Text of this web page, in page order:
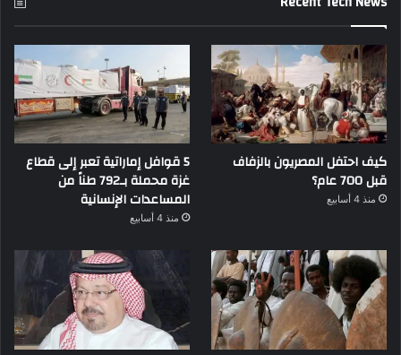
كيف احتفل المصريون بالزفاف
قبل 700 عام؟
منذ 4 أسابيع
5 قوافل إماراتية تعبر إلى قطاع
غزة محملة بـ792 طناً من
المساعدات الإنسانية
منذ 4 أسابيع